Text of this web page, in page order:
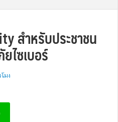
สำหรับประชาชน
ไซเบอร์
มง